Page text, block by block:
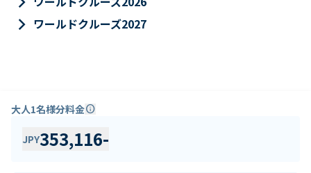
keyboard_arrow_right ワールドクルーズ2027
大人1名様分料金info
JPY353,116-